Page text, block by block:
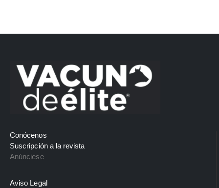
Conócenos
Suscripción a la revista
Anúnciese
Aviso Legal